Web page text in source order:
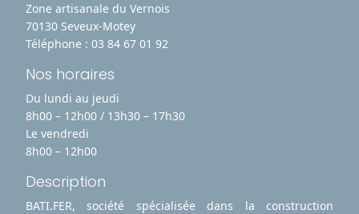
Zone artisanale du Vernois
70130 Seveux-Motey
Téléphone : 03 84 67 01 92
Nos horaires
Du lundi au jeudi
8h00 – 12h00 / 13h30 – 17h30
Le vendredi
8h00 – 12h00
Description
BATI.FER, société spécialisée dans la construction